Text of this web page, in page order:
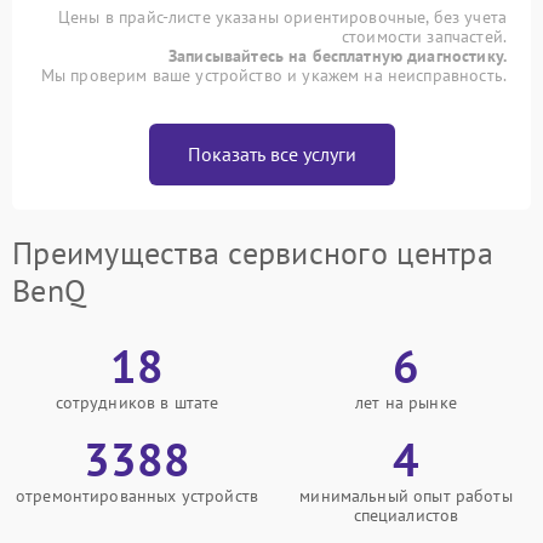
Цены в прайс-листе указаны ориентировочные, без учета
стоимости запчастей.
Записывайтесь на бесплатную диагностику.
Мы проверим ваше устройство и укажем на неисправность.
Показать все услуги
Преимущества сервисного центра
BenQ
18
сотрудников в штате
6
лет на рынке
3388
отремонтированных устройств
4
минимальный опыт работы
специалистов